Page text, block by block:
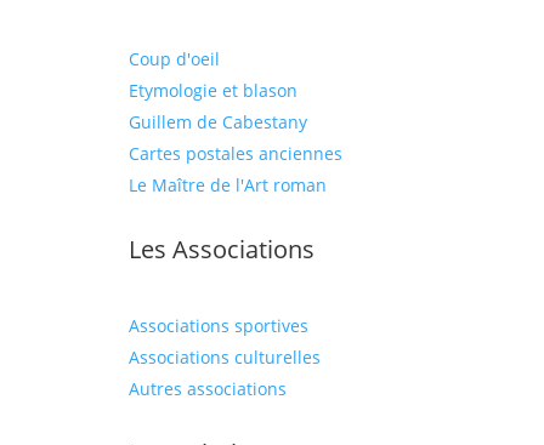
Coup d'oeil
Etymologie et blason
Guillem de Cabestany
Cartes postales anciennes
Le Maître de l'Art roman
Les Associations
Associations sportives
Associations culturelles
Autres associations